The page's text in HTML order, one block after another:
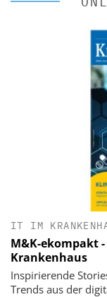
IT IM
M&K-ekompakt
Krankenhaus
Inspirierende
Trends aus der